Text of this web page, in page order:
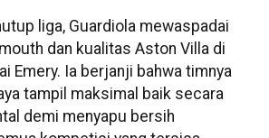
liga, Guardiola mewaspadai
dan kualitas Aston Villa di
Emery. Ia berjanji bahwa timnya
tampil maksimal baik secara
demi menyapu bersih